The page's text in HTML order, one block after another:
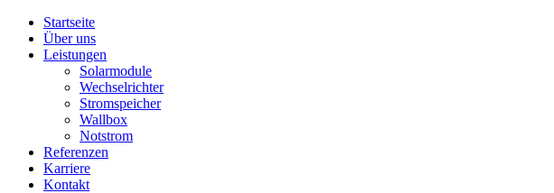
Startseite
Über uns
Leistungen
Solarmodule
Wechselrichter
Stromspeicher
Wallbox
Notstrom
Referenzen
Karriere
Kontakt